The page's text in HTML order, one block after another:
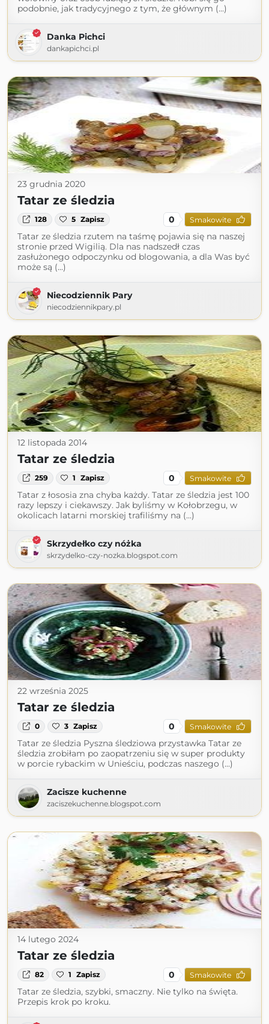
podobnie, jak tradycyjnego z tym, że głównym (...)
Danka Pichci
dankapichci.pl
23 grudnia 2020
Tatar ze śledzia
128 5 Zapisz 0 Smakowite
Tatar ze śledzia rzutem na taśmę pojawia się na naszej
stronie przed Wigilią. Dla nas nadszedł czas
zasłużonego odpoczynku od blogowania, a dla Was być
może są (...)
Niecodziennik Pary
niecodziennikpary.pl
12 listopada 2014
Tatar ze śledzia
259 1 Zapisz 0 Smakowite
Tatar z łososia zna chyba każdy. Tatar ze śledzia jest 100
razy lepszy i ciekawszy. Jak byliśmy w Kołobrzegu, w
okolicach latarni morskiej trafiliśmy na (...)
Skrzydełko czy nóżka
skrzydelko-czy-nozka.blogspot.com
22 września 2025
Tatar ze śledzia
0 3 Zapisz 0 Smakowite
Tatar ze śledzia Pyszna śledziowa przystawka Tatar ze
śledzia zrobiłam po zaopatrzeniu się w super produkty
w porcie rybackim w Unieściu, podczas naszego (...)
Zacisze kuchenne
zaciszekuchenne.blogspot.com
14 lutego 2024
Tatar ze śledzia
82 1 Zapisz 0 Smakowite
Tatar ze śledzia, szybki, smaczny. Nie tylko na święta.
Przepis krok po kroku.